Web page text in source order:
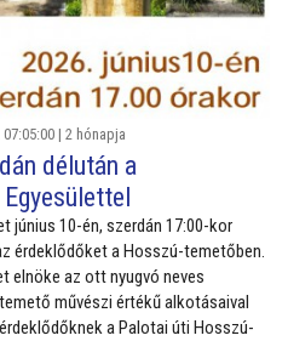
| 2 hónapja
délután a
június 10-én, szerdán 17:00-kor
érdeklődőket a Hosszú-temetőben.
elnöke az ott nyugvó neves
művészi értékű alkotásaival
a Palotai úti Hosszú-